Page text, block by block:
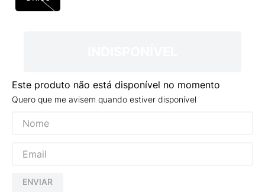
Este produto não está disponível no momento
Quero que me avisem quando estiver disponível
ENVIAR
NEW 530